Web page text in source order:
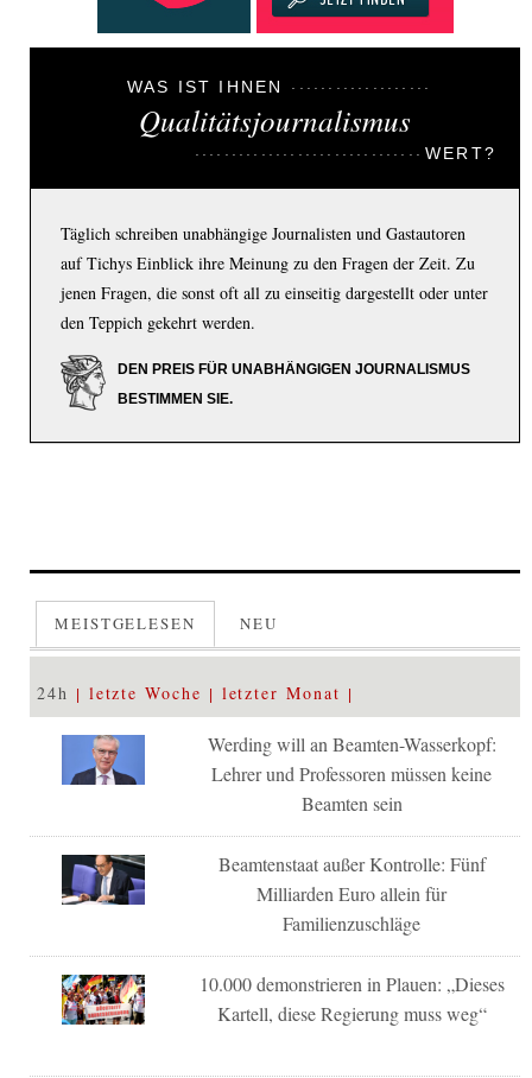
WAS IST IHNEN
Qualitätsjournalismus
WERT?
Täglich schreiben unabhängige Journalisten und Gastautoren
auf Tichys Einblick ihre Meinung zu den Fragen der Zeit. Zu
jenen Fragen, die sonst oft all zu einseitig dargestellt oder unter
den Teppich gekehrt werden.
DEN PREIS FÜR UNABHÄNGIGEN JOURNALISMUS
BESTIMMEN SIE.
MEISTGELESEN NEU
24h letzte Woche letzter Monat
Werding will an Beamten-Wasserkopf:
Lehrer und Professoren müssen keine
Beamten sein
Beamtenstaat außer Kontrolle: Fünf
Milliarden Euro allein für
Familienzuschläge
10.000 demonstrieren in Plauen: „Dieses
Kartell, diese Regierung muss weg“